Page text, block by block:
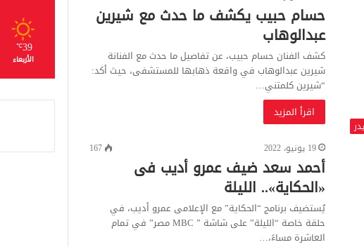
حسام حبيب يكشف ما حدث مع شيرين
عبدالوهاب
كشف الفنان حسام حبيب، عن تفاصيل ما حدث مع الفنانة
شيرين عبدالوهاب في واقعة ذهابها للمستشفى، حيث أكد:
“شيرين كلمتني…
اقرأ المزيد
19 يونيو، 2022
167
أحمد سعد ضيف عمرو أديب فى
«الحكاية».. الليلة
يُستضيف برنامج “الحكاية” مع الإعلامى عمرو أديب، في
حلقة خاصة “الليلة” على شاشة ” MBC مصر” في تمام
العاشرة مساءً،…
39
℃
الأربعاء